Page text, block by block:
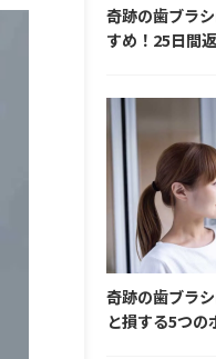
奇跡の歯ブラ
すめ！25日間
奇跡の歯ブラ
と損する5つの